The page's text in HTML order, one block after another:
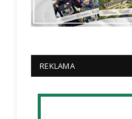
REKLAMA